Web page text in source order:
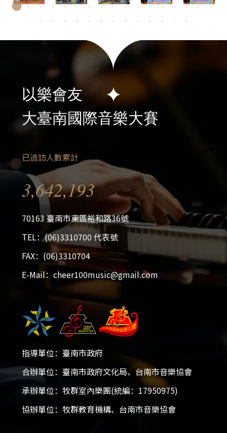
2026大台南國際音樂大賽
2025-12-05 - 2026-01-18
開放報名！
以樂會友
大臺南國際音樂大賽
已造訪人數累計
3,642,193
70163 臺南市東區裕和路36號
TEL：(06)3310700 代表號
FAX：(06)3310704
E-Mail：cheer100music@gmail.com
指導單位：臺南市政府
合辦單位：臺南市政府文化局、台南市音樂協會
承辦單位：牧群室內樂團(統編：17950975)
協辦單位：牧群教育機構、台南市音樂協會